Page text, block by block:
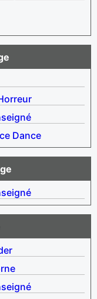
Dance